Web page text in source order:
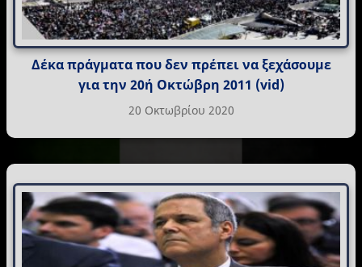
Δέκα πράγματα που δεν πρέπει να ξεχάσουμε
για την 20ή Οκτώβρη 2011 (vid)
20 Οκτωβρίου 2020